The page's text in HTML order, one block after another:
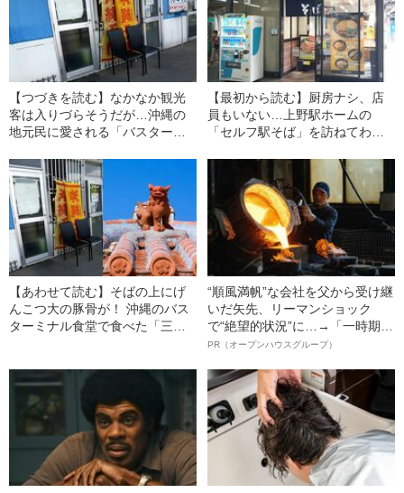
【つづきを読む】なかなか観光
客は入りづらそうだが…沖縄の
地元民に愛される「バスターミ
りな“そば”に出会った
【最初から読む】厨房ナシ、店
員もいない…上野駅ホームの
「セルフ駅そば」を訪ねてわか
【あわせて読む】そばの上にげ
んこつ大の豚骨が！ 沖縄のバス
ターミナル食堂で食べた「三枚
“順風満帆”な会社を父から受け継
いだ矢先、リーマンショック
で“絶望的状況”に…→「一時期は
納品3年待ち」のヒット商品を生
明かす、“逆転の戦術”
PR（オープンハウスグループ）